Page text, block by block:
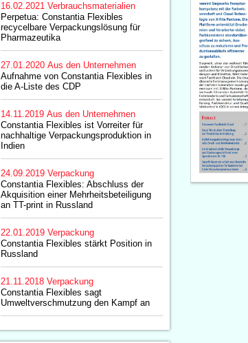
16.02.2021 Verbrauchsmaterialien
Perpetua: Constantia Flexibles
recycelbare Verpackungslösung für
Pharmazeutika
27.01.2020 Aus den Unternehmen
Aufnahme von Constantia Flexibles in
die A-Liste des CDP
14.11.2019 Aus den Unternehmen
Constantia Flexibles ist Vorreiter für
nachhaltige Verpackungsproduktion in
Indien
24.09.2019 Verpackung
Constantia Flexibles: Abschluss der
Akquisition einer Mehrheitsbeteiligung
an TT-print in Russland
22.01.2019 Verpackung
Constantia Flexibles stärkt Position in
Russland
21.11.2018 Verpackung
Constantia Flexibles sagt
Umweltverschmutzung den Kampf an